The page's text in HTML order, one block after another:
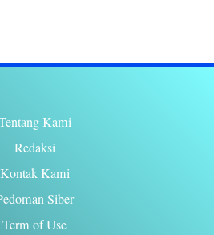
Kami
Redaksi
Kontak Kami
Siber
Term of Use